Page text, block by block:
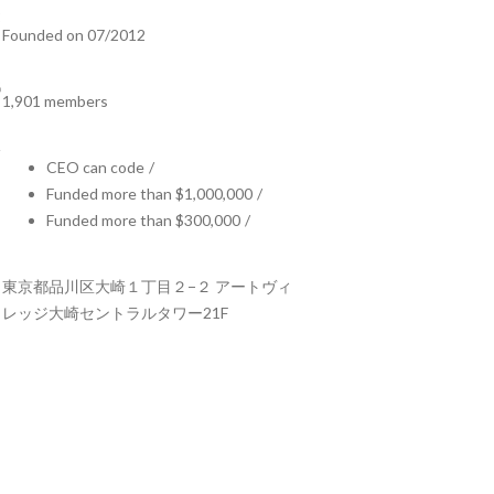
Founded on 07/2012
1,901 members
CEO can code /
Funded more than $1,000,000 /
Funded more than $300,000 /
東京都品川区大崎１丁目２−２ アートヴィ
レッジ大崎セントラルタワー21F